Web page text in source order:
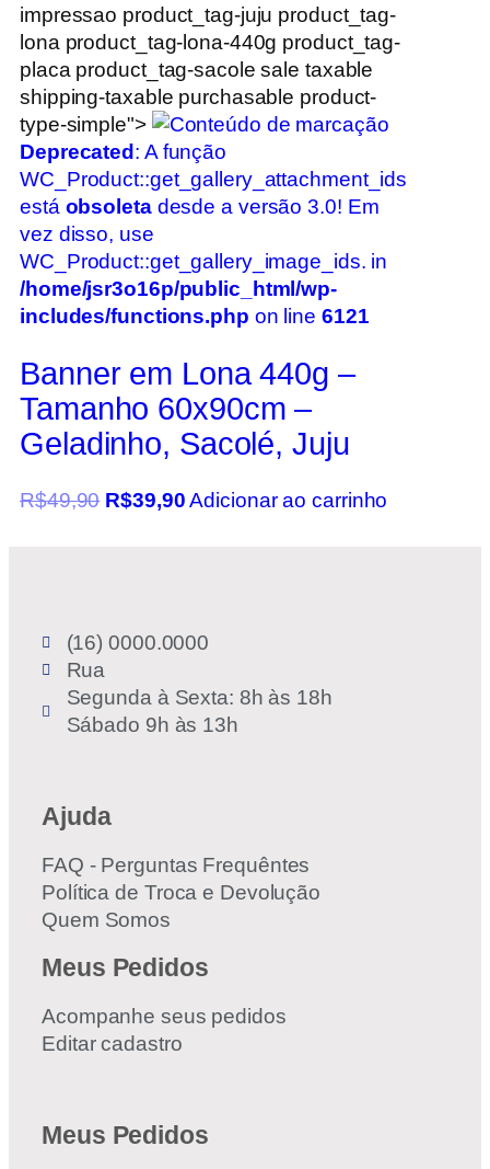
impressao product_tag-juju product_tag-
lona product_tag-lona-440g product_tag-
placa product_tag-sacole sale taxable
shipping-taxable purchasable product-
type-simple">
Deprecated : A função
WC_Product::get_gallery_attachment_ids
está obsoletadesde a versão 3.0! Em
vez disso, use
WC_Product::get_gallery_image_ids. in
/home/jsr3o16p/public_html/wp-
includes/functions.php on line 6121
Banner em Lona 440g –
Tamanho 60x90cm –
Geladinho, Sacolé, Juju
R$49,90 R$39,90 Adicionar ao carrinho
(16) 0000.0000
Rua
Segunda à Sexta: 8h às 18h
Sábado 9h às 13h
Ajuda
FAQ - Perguntas Frequêntes
Política de Troca e Devolução
Quem Somos
Meus Pedidos
Acompanhe seus pedidos
Editar cadastro
Meus Pedidos